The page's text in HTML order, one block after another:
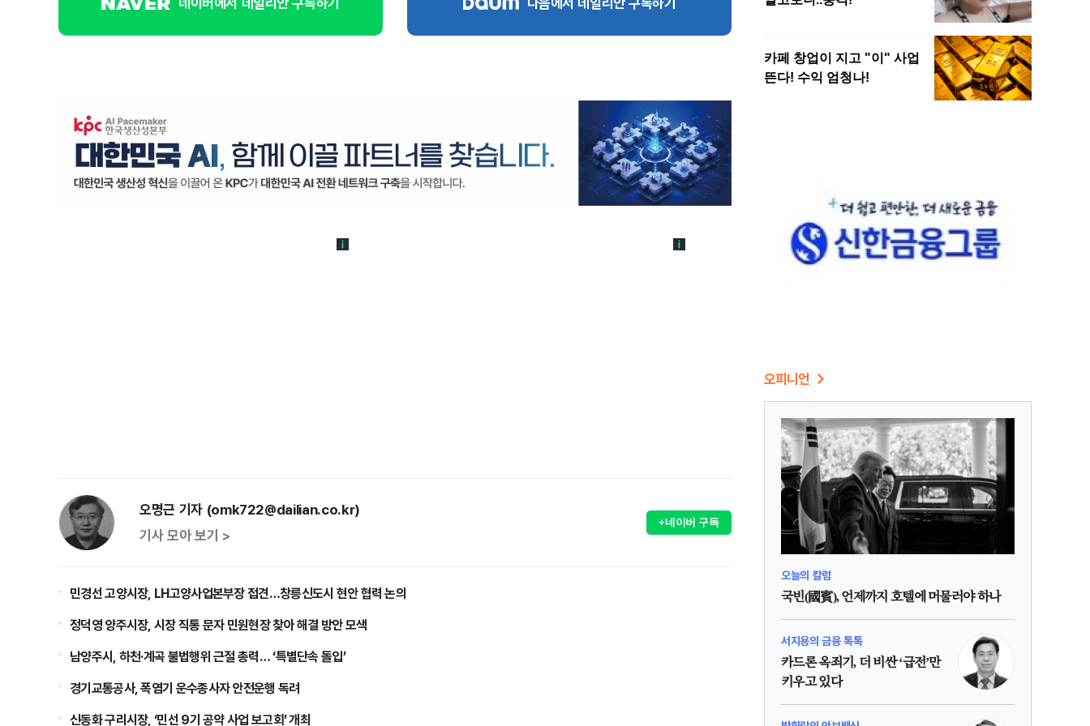
오명근 기자 (omk722@dailian.co.kr)
기사 모아 보기 >
+네이버 구독
민경선 고양시장, LH고양사업본부장 접견…창릉신도시 현안 협력 논의
정덕영 양주시장, 시장 직통 문자 민원현장 찾아 해결 방안 모색
남양주시, 하천·계곡 불법행위 근절 총력… ‘특별단속 돌입’
경기교통공사, 폭염기 운수종사자 안전운행 독려
신동화 구리시장, ‘민선 9기 공약 사업 보고회’ 개최
오피니언
오늘의 칼럼
국빈(國賓), 언제까지 호텔에 머물러야 하나
서지용의 금융 톡톡
카드론 옥죄기, 더 비싼 ‘급전’만
키우고 있다